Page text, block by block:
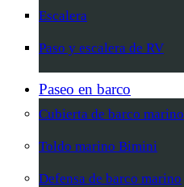
Escalera
Paso y escalera de RV
Paseo en barco
Cubierta de barco marino
Toldo marino Bimini
Defensa de barco marino